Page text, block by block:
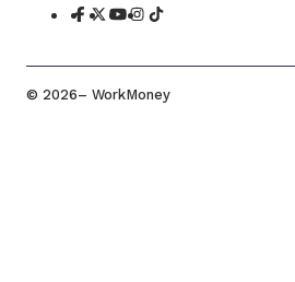
© 2026– WorkMoney